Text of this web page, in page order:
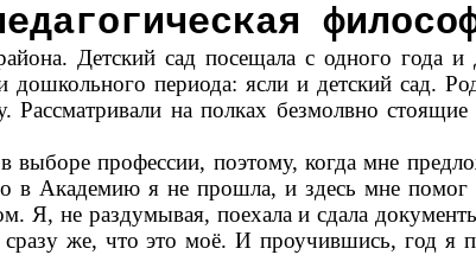
Детский сад посещала с одного года и
периода: ясли и детский сад.
Рассматривали на полках безмолвно
профессии, поэтому, когда мне
в Академию я не прошла, и здесь мне
Я, не раздумывая, поехала и сдала
же, что это моё. И проучившись, год я